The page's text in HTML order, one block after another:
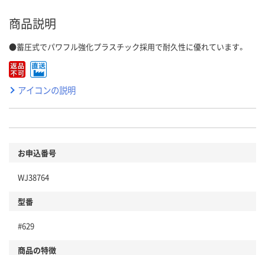
商品説明
●蓄圧式でパワフル強化プラスチック採用で耐久性に優れています。
アイコンの説明
お申込番号
WJ38764
型番
#629
商品の特徴